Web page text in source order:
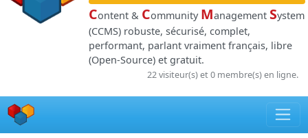
Content & Community Management System
(CCMS) robuste, sécurisé, complet,
performant, parlant vraiment français, libre
(Open-Source) et gratuit.
22 visiteur(s) et 0 membre(s) en ligne.